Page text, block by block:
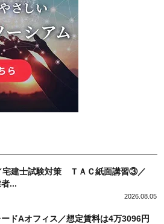
宅建士試験対策 ＴＡＣ紙面講習③／
者...
2026.08.05
ドAオフィス／想定賃料は4万3096円